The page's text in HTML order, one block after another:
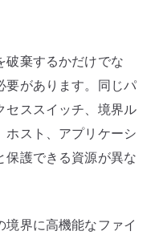
破棄するかだけでな
要があります。同じパ
セススイッチ、境界ル
ホスト、アプリケーシ
保護できる資源が異な
界に高機能なファイ